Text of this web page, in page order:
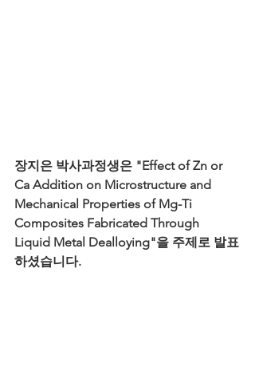
장지은 박사과정생은 "Effect of Zn or
Ca Addition on Microstructure and
Mechanical Properties of Mg-Ti
Composites Fabricated Through
Liquid Metal Dealloying"을 주제로 발표
하셨습니다.